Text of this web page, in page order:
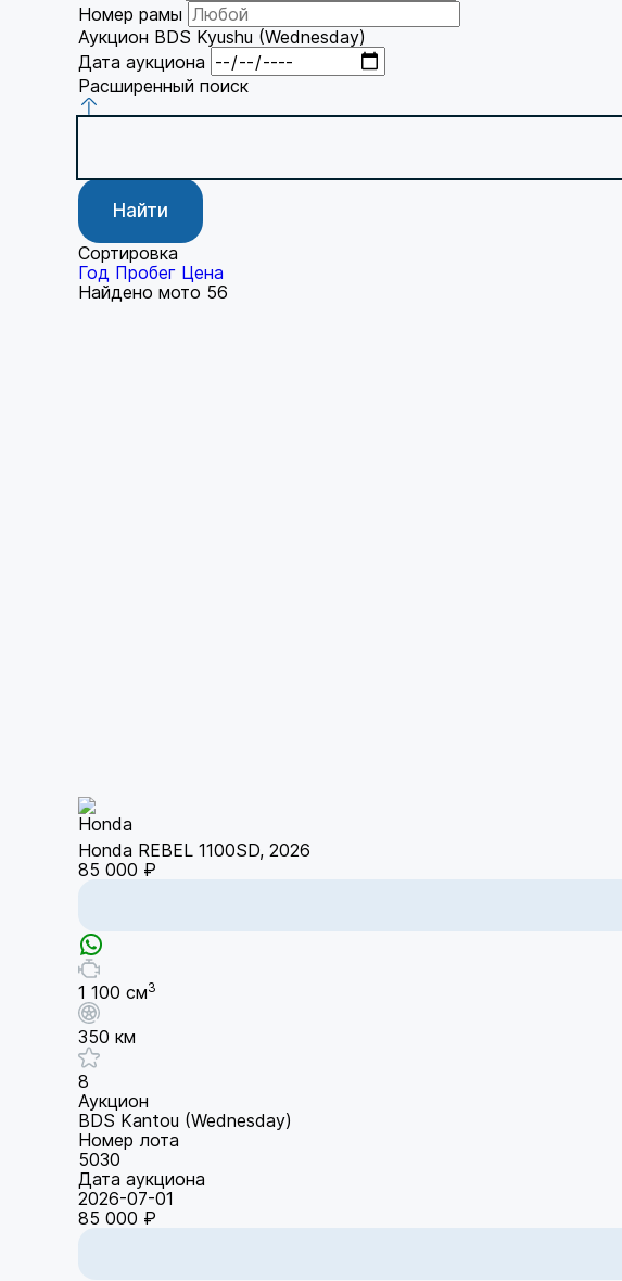
Номер рамы
Аукцион BDS Kyushu (Wednesday)
Дата аукциона
Расширенный поиск
Найти
Сортировка
Год Пробег Цена
Найдено мото 56
Honda REBEL 1100SD, 2026
85 000 ₽
1 100 см3
350 км
8
Аукцион
BDS Kantou (Wednesday)
Номер лота
5030
Дата аукциона
2026-07-01
85 000 ₽